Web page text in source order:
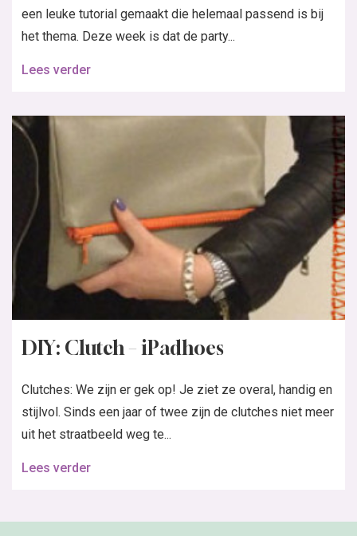
een leuke tutorial gemaakt die helemaal passend is bij
het thema. Deze week is dat de party...
Lees verder
DIY: Clutch – iPadhoes
Clutches: We zijn er gek op! Je ziet ze overal, handig en
stijlvol. Sinds een jaar of twee zijn de clutches niet meer
uit het straatbeeld weg te...
Lees verder